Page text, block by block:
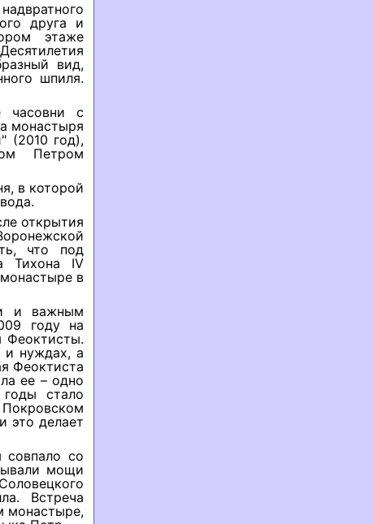
друга и
этаже
вид,
шпиля.
часовни с
монастыря
(2010 год),
Петром
в которой
открытия
что под
Тихона IV
в
и важным
году на
Феоктисты.
и нуждах, а
Феоктиста
ее – одно
стало
это делает
совпало со
мощи
Встреча
монастыре,